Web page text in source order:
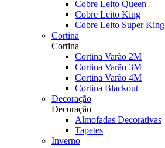
Cobre Leito Queen
Cobre Leito King
Cobre Leito Super King
Cortina
Cortina
Cortina Varão 2M
Cortina Varão 3M
Cortina Varão 4M
Cortina Blackout
Decoração
Decoração
Almofadas Decorativas
Tapetes
Inverno